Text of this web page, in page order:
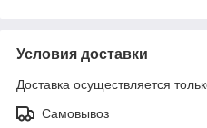
Условия доставки
Доставка осуществляется
Самовывоз